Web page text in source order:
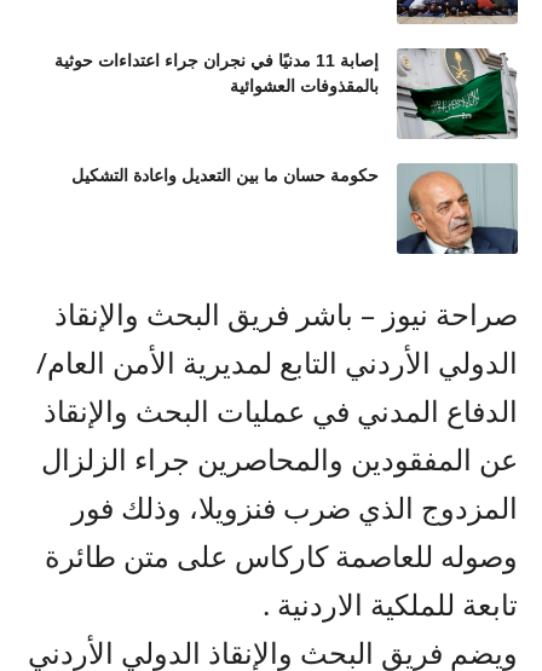
إصابة 11 مدنيًا في نجران جراء اعتداءات حوثية
بالمقذوفات العشوائية
حكومة حسان ما بين التعديل واعادة التشكيل
صراحة نيوز – باشر فريق البحث والإنقاذ
الدولي الأردني التابع لمديرية الأمن العام/
الدفاع المدني في عمليات البحث والإنقاذ
عن المفقودين والمحاصرين جراء الزلزال
المزدوج الذي ضرب فنزويلا، وذلك فور
وصوله للعاصمة كاركاس على متن طائرة
تابعة للملكية الاردنية .
ويضم فريق البحث والإنقاذ الدولي الأردني